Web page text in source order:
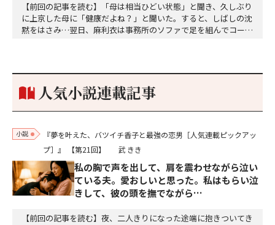
【前回の記事を読む】「母は相当ひどい状態」と聞き、久しぶり
に上京した母に「健康だよね？」と聞いた。すると、しばしの沈
黙をはさみ…翌日、麻利衣は事務所のソファで足を組んでコーヒ
個のサイコロが握られていた。「やはり私はあなたの超…
人気小説連載記事
小説
『夢を叶えた、バツイチ香子と最強の恋男［人気連載ピックアッ
プ］』
【第21回】 武 きき
私の胸で声を出して、肩を震わせながら泣い
ている夫。愛おしいと思った。私はもらい泣
きして、彼の頭を撫でながら…
【前回の記事を読む】夜、二人きりになった途端に抱きついてき